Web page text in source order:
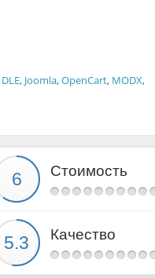
DLE, Joomla,OpenCart, MODX,
Стоимость
Качество